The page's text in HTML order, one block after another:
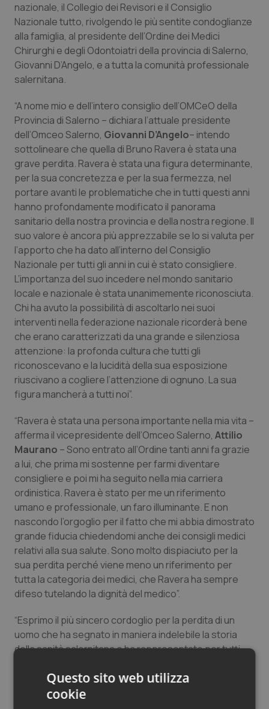
Puglia
Sardegna
Sicilia
Toscana
Umbria
Valle D’Aosta
Veneto
Malattie rare
Malattia di Crohn & Rettocolite Ulcerosa
Neuroscienze & patologie neurodegenerative
Obesità
Oftalmologia
Oncodermatologia
Oncoematologia
Oncologia & Nutrizione
Psoriasi & pelle
Quotidiano Cardiologia
Quotidiano Chirurgia
Quotidiano Oncologia
Quotidiano Pediatria
Rene & patologie urogenitali
Salute orale & impianti
Sangue & coagulazione
Tiroide
Tumore al seno
Tumore ovarico
Tumori gastrointestinali
Ulcera & Reflusso
Vaccini
nazionale, il Collegio dei Revisori e il Consiglio
Nazionale tutto, rivolgendo le più sentite condoglianze
alla famiglia, al presidente dell’Ordine dei Medici
Chirurghi e degli Odontoiatri della provincia di Salerno,
Giovanni D’Angelo, e a tutta la comunità professionale
salernitana.
“A nome mio e dell’intero consiglio dell’OMCeO della
Provincia di Salerno – dichiara l’attuale presidente
dell’Omceo Salerno, Giovanni D’Angelo– intendo
sottolineare che quella di Bruno Ravera è stata una
grave perdita. Ravera è stata una figura determinante,
per la sua concretezza e per la sua fermezza, nel
portare avanti le problematiche che in tutti questi anni
hanno profondamente modificato il panorama
sanitario della nostra provincia e della nostra regione. Il
suo valore è ancora più apprezzabile se lo si valuta per
l’apporto che ha dato all’interno del Consiglio
Nazionale per tutti gli anni in cui è stato consigliere.
L’importanza del suo incedere nel mondo sanitario
locale e nazionale è stata unanimemente riconosciuta.
Chi ha avuto la possibilità di ascoltarlo nei suoi
interventi nella federazione nazionale ricorderà bene
che erano caratterizzati da una grande e silenziosa
attenzione: la profonda cultura che tutti gli
riconoscevano e la lucidità della sua esposizione
riuscivano a cogliere l’attenzione di ognuno. La sua
figura mancherà a tutti noi”.
“Ravera è stata una persona importante nella mia vita –
afferma il vicepresidente dell’Omceo Salerno, Attilio
Maurano – Sono entrato all’Ordine tanti anni fa grazie
a lui, che prima mi sostenne per farmi diventare
consigliere e poi mi ha seguito nella mia carriera
ordinistica. Ravera è stato per me un riferimento
umano e professionale, un faro illuminante. E non
nascondo l’orgoglio per il fatto che mi abbia dimostrato
grande fiducia chiedendomi anche dei consigli medici
relativi alla sua salute. Sono molto dispiaciuto per la
sua perdita perché viene meno un riferimento per
tutta la categoria dei medici, che Ravera ha sempre
difeso tutelando la dignità del medico”.
“Esprimo il più sincero cordoglio per la perdita di un
uomo che ha segnato in maniera indelebile la storia
della sanità salernitana e ha rappresentato per tutti
sempre animato da un profondo senso delle istituzioni
– dichiaraGaetano
Questo sito web utilizza
cookie